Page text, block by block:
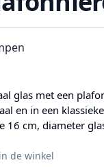
glas met een
en in een
16 cm, diameter
de winkel